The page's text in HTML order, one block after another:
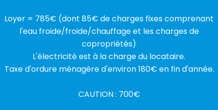
Loyer = 785€ (dont 85€ de charges fixes comprenant
l'eau froide/froide/chauffage et les charges de
copropriétés)
L'électricité est à la charge du locataire.
Taxe d'ordure ménagère d'environ 180€ en fin d'année.
CAUTION : 700€